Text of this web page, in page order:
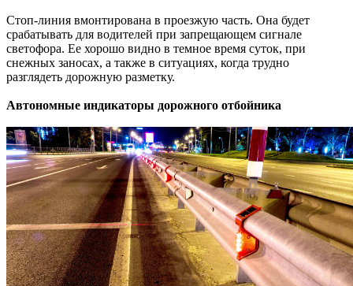
Стоп-линия вмонтирована в проезжую часть. Она будет
срабатывать для водителей при запрещающем сигнале
светофора. Ее хорошо видно в темное время суток, при
снежных заносах, а также в ситуациях, когда трудно
разглядеть дорожную разметку.
Автономные индикаторы дорожного отбойника